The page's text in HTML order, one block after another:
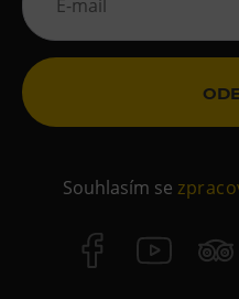
Souhlasím se